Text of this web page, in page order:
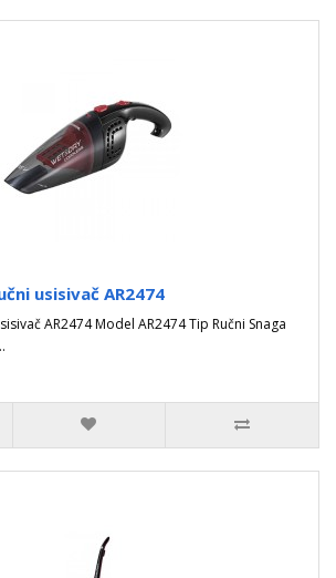
usisivač AR2474
AR2474 Model AR2474 Tip Ručni Snaga